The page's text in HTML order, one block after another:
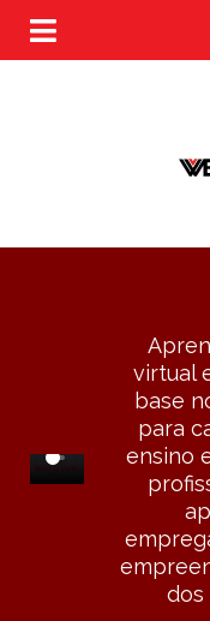
virtual
base
para
ensino
dos